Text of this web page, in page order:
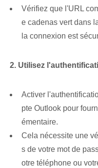
Vérifiez que l'URL
e cadenas vert dans
la connexion est
2. Utilisez
Activer
pte Outlook pour
émentaire.
Cela nécessite une
s de votre mot de
otre téléphone ou